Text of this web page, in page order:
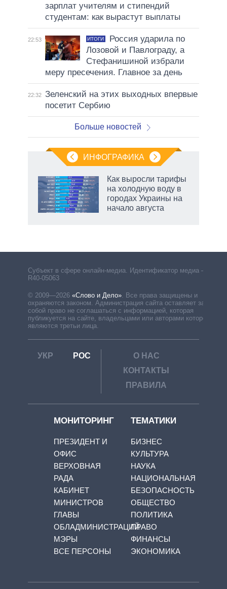
зарплат учителям и стипендий
студентам: как вырастут выплаты
22:53 ИТОГИ
Россия ударила по
Лозовой и Павлограду, а
Стефанишиной избрали
меру пресечения. Главное за день
22:32 Зеленский на этих выходных впервые
посетит Сербию
Больше новостей
ИНФОГРАФИКА
Как выросли тарифы
на холодную воду в
городах Украины на
начало августа
Субъект в сфере онлайн-медиа. Идентификатор медиа –
R40-05063
© 2009—2026 «Слово и Дело»
Все права защищены и
охраняются законом. Администрация сайта оставляет за
собой право не соглашаться с информацией, которая
публикуется на сайте, владельцами или авторами которой
являются третьи лица.
УКР РОС
О НАС
КОНТАКТЫ
ПРАВИЛА
МОНИТОРИНГ
ПРЕЗИДЕНТ И
ОФИС
ВЕРХОВНАЯ
РАДА
КАБИНЕТ
МИНИСТРОВ
ГЛАВЫ
ОБЛАДМИНИСТРАЦИЙ
МЭРЫ
ВСЕ ПЕРСОНЫ
ТЕМАТИКИ
БИЗНЕС
КУЛЬТУРА
НАУКА
НАЦИОНАЛЬНАЯ
БЕЗОПАСНОСТЬ
ОБЩЕСТВО
ПОЛИТИКА
ПРАВО
ФИНАНСЫ
ЭКОНОМИКА